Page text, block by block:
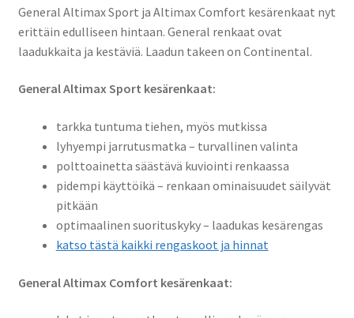
General Altimax Sport ja Altimax Comfort kesärenkaat nyt
erittäin edulliseen hintaan. General renkaat ovat
laadukkaita ja kestäviä. Laadun takeen on Continental.
General Altimax Sport kesärenkaat:
tarkka tuntuma tiehen, myös mutkissa
lyhyempi jarrutusmatka – turvallinen valinta
polttoainetta säästävä kuviointi renkaassa
pidempi käyttöikä – renkaan ominaisuudet säilyvät
pitkään
optimaalinen suorituskyky – laadukas kesärengas
katso tästä kaikki rengaskoot ja hinnat
General Altimax Comfort kesärenkaat: